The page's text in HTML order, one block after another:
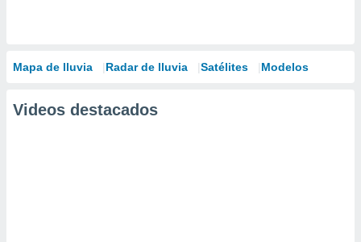
Mapa de lluvia Radar de lluvia Satélites Modelos
Videos destacados